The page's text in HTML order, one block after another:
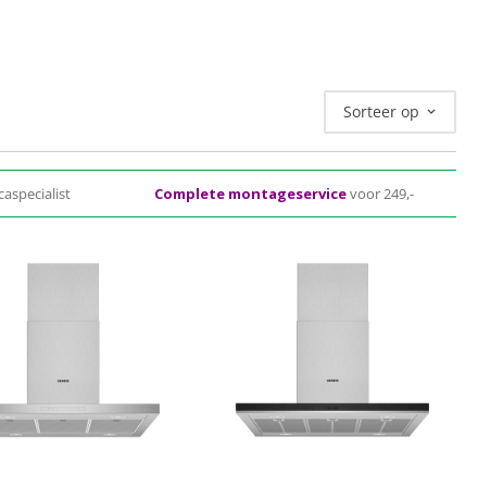
Sorteer op
Complete montageservicevoor 249,-